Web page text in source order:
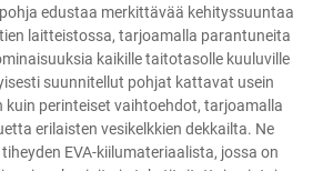
edustaa merkittävää kehityssuuntaa
laitteistossa, tarjoamalla parantuneita
kaikille taitotasolle kuuluville
suunnitellut pohjat kattavat usein
kuin perinteiset vaihtoehdot, tarjoamalla
erilaisten vesikelkkien dekkailta. Ne
EVA-kiilumateriaalista, jossa on